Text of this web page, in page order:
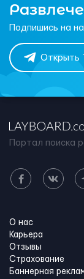
Подпишись на
Открыть
Портал поиска
О нас
Карьера
Отзывы
Страхование
Баннерная